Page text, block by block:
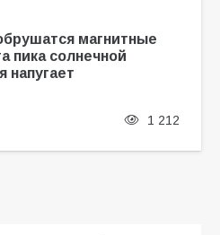
магнитные
пика солнечной
напугает
1 212